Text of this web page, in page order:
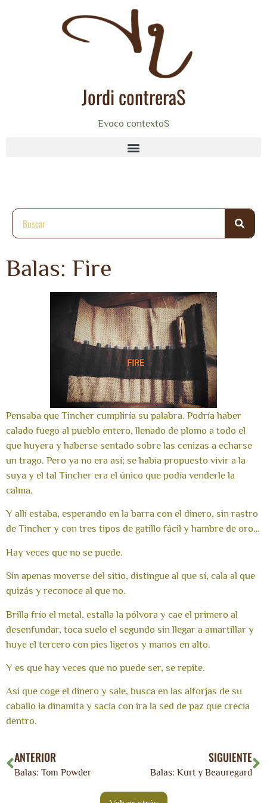
Jordi contreraS
Evoco contextoS
Balas: Fire
Pensaba que Tincher cumpliría su palabra. Podría haber
calado fuego al pueblo entero, llenado de plomo a todo el
que huyera y haberse sentado sobre las cenizas a echarse
un trago. Pero ya no era así; se había propuesto vivir a la
suya y el tal Tincher era el único que podía venderle la
calma.
Y allí estaba, esperando en la barra con el dinero, sin rastro
de Tincher y con tres tipos de gatillo fácil y hambre de oro…
Hay veces que no se puede.
Sin apenas moverse del sitio, distingue al que sí, cala al que
quizás y reconoce al que no.
Brilla frío el metal, estalla la pólvora y cae el primero al
desenfundar, toca suelo el segundo sin llegar a amartillar y
huye el tercero con pies ligeros y manos en alto.
Y es que hay veces que no puede ser, se repite.
Así que coge el dinero y sale, busca en las alforjas de su
caballo la dinamita y sacia con ira la sed de paz que crecía
dentro.
ANTERIOR
Balas: Tom Powder
SIGUIENTE
Balas: Kurt y Beauregard